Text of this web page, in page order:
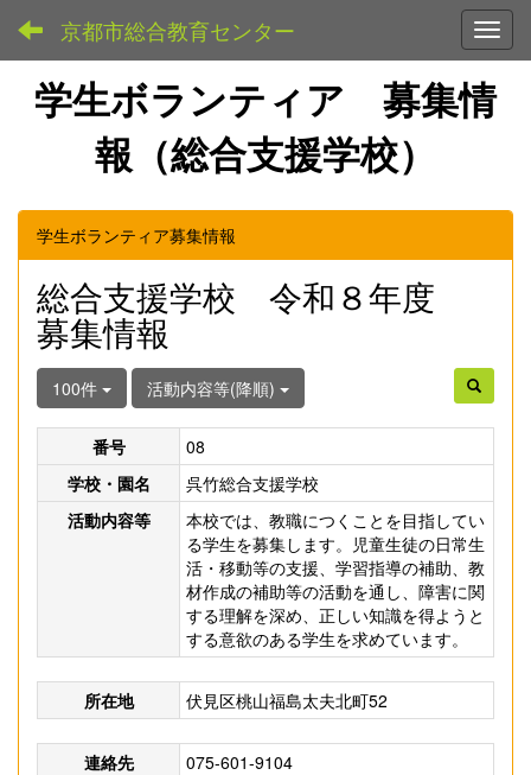
京都市総合教育センター
学生ボランティア 募集情
報（総合支援学校）
学生ボランティア募集情報
総合支援学校 令和８年度
募集情報
100件 活動内容等(降順)
番号
08
学校・園名
呉竹総合支援学校
活動内容等
本校では、教職につくことを目指してい
る学生を募集します。児童生徒の日常生
活・移動等の支援、学習指導の補助、教
材作成の補助等の活動を通し、障害に関
する理解を深め、正しい知識を得ようと
する意欲のある学生を求めています。
所在地 伏見区桃山福島太夫北町52
連絡先 075-601-9104